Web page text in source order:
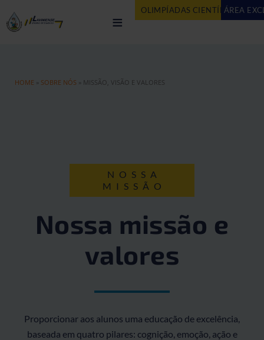
≡
OLIMPÍADAS CIENTÍFICAS
ÁREA
HOME SOBRE NÓS MISSÃO, VISÃO E VALORES
NOSSA
MISSÃO
Nossa missão e
valores
Proporcionar aos alunos uma educação de excelência,
baseada em quatro pilares: cognição, emoção, ação e